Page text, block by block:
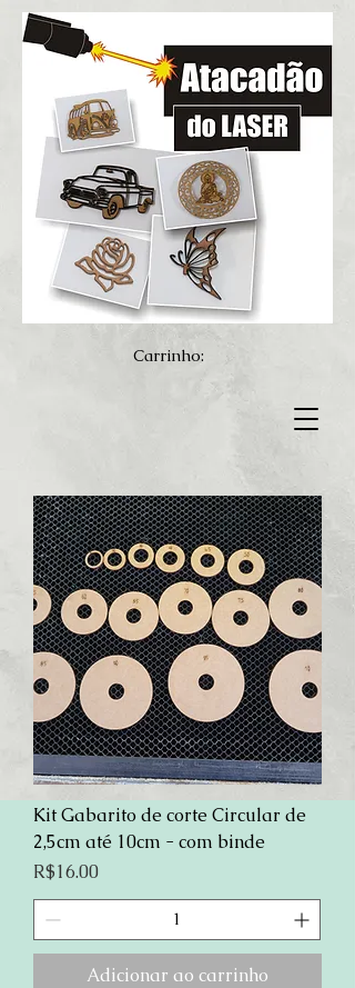
Carrinho:
Kit Gabarito de corte Circular de
2,5cm até 10cm - com binde
Preço
R$16.00
Adicionar ao carrinho